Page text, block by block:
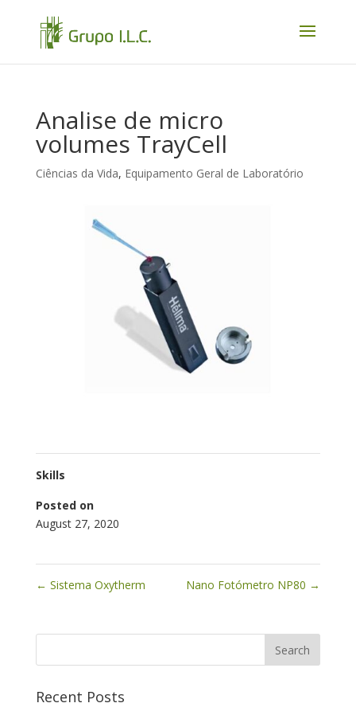
Analise de micro
volumes TrayCell
Ciências da Vida, Equipamento Geral de Laboratório
Skills
Posted on
August 27, 2020
← Sistema Oxytherm Nano Fotómetro NP80 →
Recent Posts